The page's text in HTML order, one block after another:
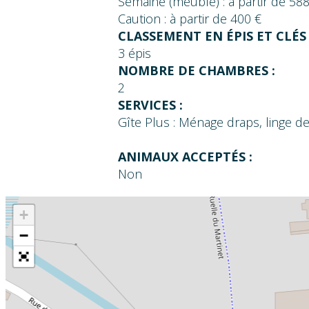
Caution : à partir de 400 €
CLASSEMENT EN ÉPIS ET CLÉS
3 épis
NOMBRE DE CHAMBRES :
2
SERVICES :
Gîte Plus : Ménage draps, linge
ANIMAUX ACCEPTÉS :
Non
+
−